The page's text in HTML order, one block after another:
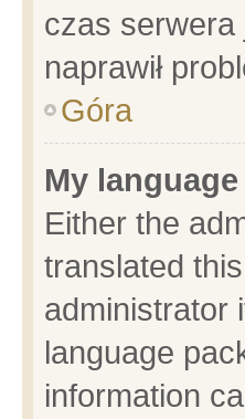
czas serwera
naprawił
Góra
My
Either the
translated
administrator
language
information